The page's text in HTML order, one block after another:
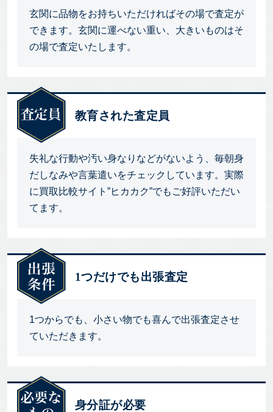
玄関に品物をお持ちいただければその場で査定が
できます。玄関に運べない重い、大きいものはそ
の場で査定いたします。
教育された査定員
失礼な行動や汚い身なりなどがないよう、毎朝身
だしなみや言葉遣いをチェックしています。実際
に買取比較サイト”ヒカカク”でもご好評いただい
てます。
1つだけでも出張査定
1つからでも、小さい物でも喜んで出張査定させ
ていただきます。
身分証が必要